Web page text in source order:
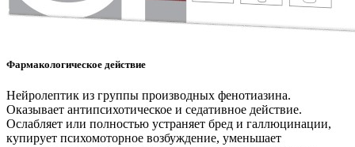
Фармакологическое действие
Нейролептик из группы производных фенотиазина.
Оказывает антипсихотическое и седативное действие.
Ослабляет или полностью устраняет бред и галлюцинации,
купирует психомоторное возбуждение, уменьшает